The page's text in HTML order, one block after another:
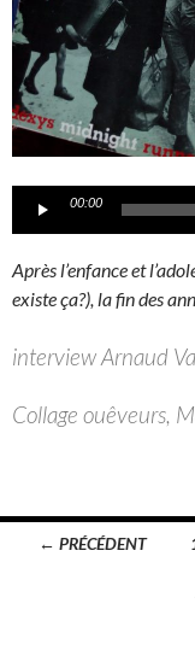
Lecteur
00:00
Après l’enfance et
existe ça?), la fin des
interview Arnaud
Collage ouêveurs,
← PRÉCÉDENT